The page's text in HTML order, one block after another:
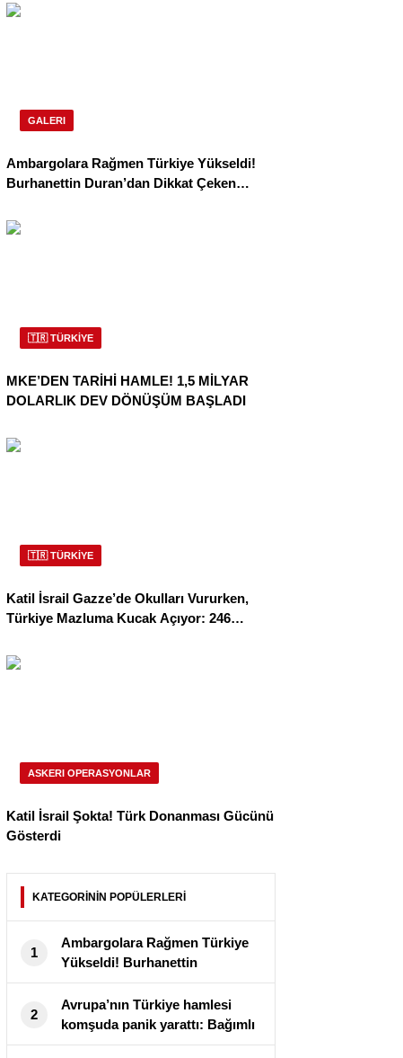
GALERI
Ambargolara Rağmen Türkiye Yükseldi!
Burhanettin Duran’dan Dikkat Çeken
🇹🇷 TÜRKİYE
MKE’DEN TARİHİ HAMLE! 1,5 MİLYAR
DOLARLIK DEV DÖNÜŞÜM BAŞLADI
🇹🇷 TÜRKİYE
Katil İsrail Gazze’de Okulları Vururken,
Türkiye Mazluma Kucak Açıyor: 246
ASKERI OPERASYONLAR
Katil İsrail Şokta! Türk Donanması Gücünü
Gösterdi
KATEGORİNİN POPÜLERLERİ
1
Ambargolara Rağmen Türkiye
Yükseldi! Burhanettin
Duran’dan Dikkat Çeken
Açıklama
2
Avrupa’nın Türkiye hamlesi
komşuda panik yarattı: Bağımlı
olabilir